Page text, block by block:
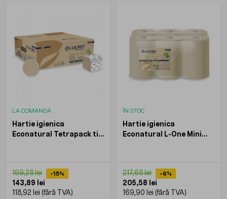
LA COMANDA
Hartie igienica
Econatural Tetrapack tip
169,28 lei -15%
143,89 lei
118,92 lei
ÎN STOC
Hartie igienica
Econatural L-One Mini
217,68 lei -6%
205,58 lei
169,90 lei